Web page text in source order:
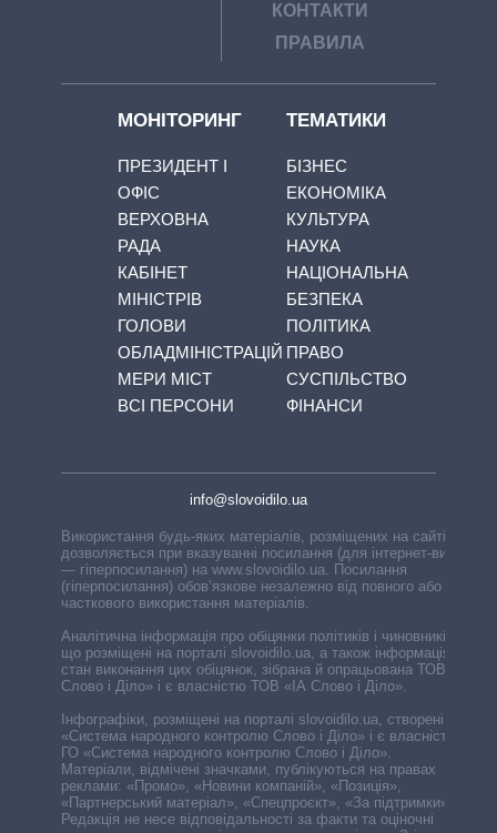
КОНТАКТИ
ПРАВИЛА
МОНІТОРИНГ
ПРЕЗИДЕНТ І
ОФІС
ВЕРХОВНА
РАДА
КАБІНЕТ
МІНІСТРІВ
ГОЛОВИ
ОБЛАДМІНІСТРАЦІЙ
МЕРИ МІСТ
ВСІ ПЕРСОНИ
ТЕМАТИКИ
БІЗНЕС
ЕКОНОМІКА
КУЛЬТУРА
НАУКА
НАЦІОНАЛЬНА
БЕЗПЕКА
ПОЛІТИКА
ПРАВО
СУСПІЛЬСТВО
ФІНАНСИ
info@slovoidilo.ua
Використання будь-яких матеріалів, розміщених на сайті,
дозволяється при вказуванні посилання (для інтернет-видань
— гіперпосилання) на www.slovoidilo.ua. Посилання
(гіперпосилання) обов’язкове незалежно від повного або
часткового використання матеріалів.
Аналітична інформація про обіцянки політиків і чиновників,
що розміщені на порталі slovoidilo.ua, а також інформація про
стан виконання цих обіцянок, зібрана й опрацьована ТОВ «ІА
Слово і Діло» і є власністю ТОВ «ІА Слово і Діло».
Інфографіки, розміщені на порталі slovoidilo.ua, створені ГО
«Система народного контролю Слово і Діло» і є власністю
ГО «Система народного контролю Слово і Діло».
Матеріали, відмічені значками, публікуються на правах
реклами: «Промо», «Новини компаній», «Позиція»,
«Партнерський матеріал», «Спецпроєкт», «За підтримки».
Редакція не несе відповідальності за факти та оціночні